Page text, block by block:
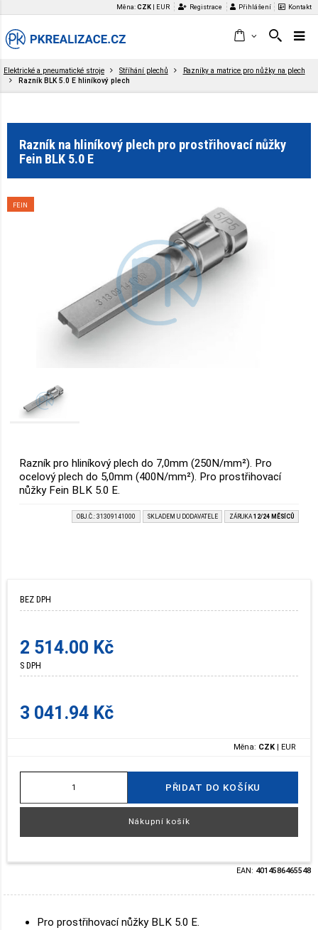
Měna:CZK EUR Registrace Přihlášení Kontakt
Elektrické a pneumatické stroje Stříhání plechů
Razníky a matrice pro nůžky na plech
Razník BLK 5.0 E hliníkový plech
Razník na hliníkový plech pro prostřihovací nůžky
Fein BLK 5.0 E
FEIN
Razník pro hliníkový plech do 7,0mm (250N/mm²). Pro
ocelový plech do 5,0mm (400N/mm²). Pro prostřihovací
nůžky Fein BLK 5.0 E.
OBJ.Č.: 31309141000 SKLADEM U DODAVATELE ZÁRUKA 12/24 MĚSÍCŮ
BEZ DPH
2 514.00 Kč
S DPH
3 041.94 Kč
Měna: CZK | EUR
PŘIDAT DO KOŠÍKU
Nákupní košík
EAN: 4014586465548
Pro prostřihovací nůžky BLK 5.0 E.